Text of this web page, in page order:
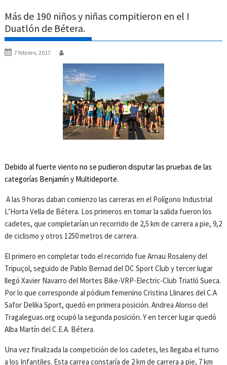
Más de 190 niños y niñas compitieron en el I
Duatlón de Bétera.
7 febrero, 2017
Debido al fuerte viento no se pudieron disputar las pruebas de las
categorías Benjamín y Multideporte.
A las 9 horas daban comienzo las carreras en el Polígono Industrial
L’Horta Vella de Bétera. Los primeros en tomar la salida fueron los
cadetes, que completarían un recorrido de 2,5 km de carrera a pie, 9,2
de ciclismo y otros 1250 metros de carrera.
El primero en completar todo el recorrido fue Arnau Rosaleny del
Tripuçol, seguido de Pablo Bernad del DC Sport Club y tercer lugar
llegó Xavier Navarro del Mortes Bike-VRP-Electric-Club Triatló Sueca.
Por lo que corresponde al pódium femenino Cristina Llinares del C.A
Safor Delika Sport, quedó en primera posición. Andrea Alonso del
Tragaleguas.org ocupó la segunda posición. Y en tercer lugar quedó
Alba Martín del C.E.A. Bétera.
Una vez finalizada la competición de los cadetes, les llegaba el turno
a los Infantiles. Esta carrea constaría de 2 km de carrera a pie, 7 km